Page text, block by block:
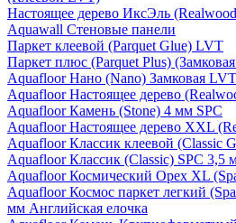
Настоящее дерево ИксЭль
Aquawall Стеновые панели
Паркет клеевой (Parquet Glue) LVT
Паркет плюс (Parquet Plus)
Aquafloor Нано (Nano) Замковая
Aquafloor Настоящее дерево
Aquafloor Камень (Stone) 4 мм SPC
Aquafloor Настоящее дерево XXL
Aquafloor Классик клеевой (Classic
Aquafloor Классик (Classic) SPC 3,5
Aquafloor Космический Орех XL
Aquafloor Космос паркет легкий
мм Английская елочка